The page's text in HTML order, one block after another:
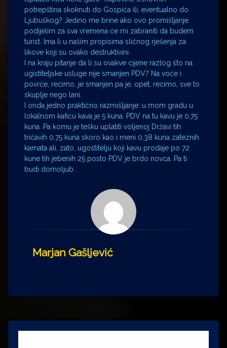
potrepština skoknuti do Gospića ili, eventualno do
Ljubuškog? Jedino me brine ako ovo promišljanje
podijelim za sva vremena će mi zabraniti da budem
turist. Ima li u našim propisima sličnog rješenja za
likove koji su ovako destruktivini.
I na kraju pitanje da li su ovakve cijene razlog što na
ugistiteljske usluge nije smanjen PDV? Na voće i
povrće, recimo, je smanjen pa je, opet, recimo, sve to
skuplje nego lani.
I onda jedno praktično razmišljanje: u mom gradu u
lokalnom kafiću kava je 5 kuna. PDV na tu kavu je 0,75
kuna. Pa komu je tešku uplatiti voljenoj Državi tih
tričavih 0,75 kuna skoro kao i meni 0,38 kuna zateznih
kamata ali, zato, ugostitelju koji kavu prodaje po 72
kune tih jebenih 25 posto PDV je brdo novca. Pa ti
budi domoljub.
Marjan Gašljević